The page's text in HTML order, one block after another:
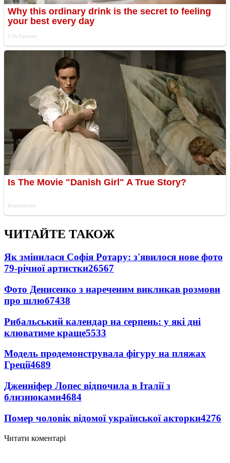
ЧИТАЙТЕ ТАКОЖ
Як змінилася Софія Ротару: з'явилося нове фото
79-річної артистки26567
Фото Денисенко з нареченим викликав розмови
про шлюб7438
Рибальський календар на серпень: у які дні
клюватиме краще5533
Модель продемонструвала фігуру на пляжах
Греції4689
Дженніфер Лопес відпочила в Італії з
близнюками4684
Помер чоловік відомої української акторки4276
Читати коментарі